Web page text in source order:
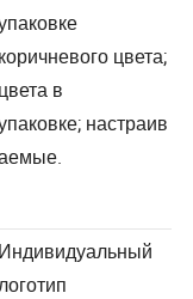
белое окно;
упаковке
коричневого цвета;
цвета в
упаковке; настраив
Индивидуальный